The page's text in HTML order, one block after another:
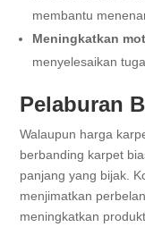
membantu
Meningkatkan
menyelesaikan
Pelaburan
Walaupun harga
berbanding karpet
panjang yang bijak.
menjimatkan
meningkatkan